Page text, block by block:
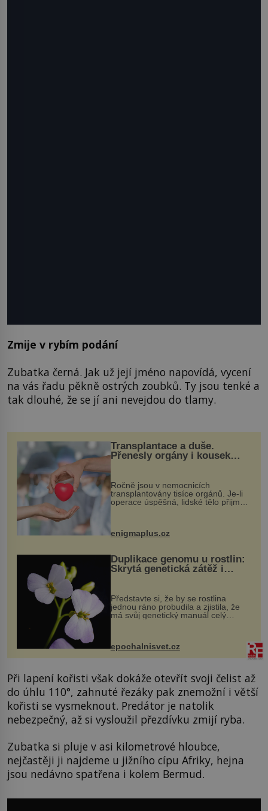
Zmije v rybím podání
Zubatka černá. Jak už její jméno napovídá, vycení
na vás řadu pěkně ostrých zoubků. Ty jsou tenké a
tak dlouhé, že se jí ani nevejdou do tlamy.
Transplantace a duše.
Přenesly orgány i kousek
Ročně jsou v nemocnicích
transplantovány tisíce orgánů. Je-li
operace úspěšná, lidské tělo přijme
enigmaplus.cz
Duplikace genomu u rostlin:
Skrytá genetická zátěž i
Představte si, že by se rostlina
jednou ráno probudila a zjistila, že
má svůj genetický manuál celý
vstupenka...
epochalnisvet.cz
Při lapení kořisti však dokáže otevřít svoji čelist až
do úhlu 110°, zahnuté řezáky pak znemožní i větší
kořisti se vysmeknout. Predátor je natolik
nebezpečný, až si vysloužil přezdívku zmijí ryba.
Zubatka si pluje v asi kilometrové hloubce,
nejčastěji ji najdeme u jižního cípu Afriky, hejna
jsou nedávno spatřena i kolem Bermud.